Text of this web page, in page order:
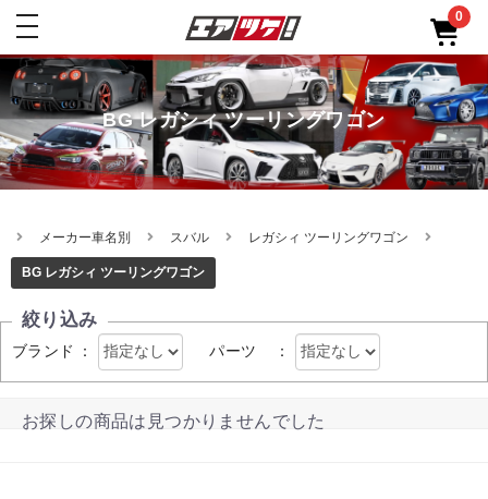
toggle
0
BG レガシィ ツーリングワゴン
メーカー車名別 スバル レガシィ ツーリングワゴン
BG レガシィ ツーリングワゴン
絞り込み
ブランド ： パーツ ：
お探しの商品は見つかりませんでした